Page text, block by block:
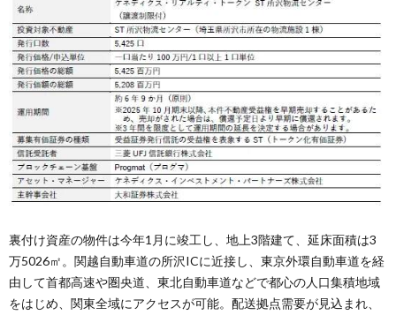
裏付け資産の物件は今年1月に竣工し、地上3階建て、延床面積は3
万5026㎡。関越自動車道の所沢ICに近接し、東京外環自動車道を経
由して首都高速や圏央道、東北自動車道などで都心の人口集積地域
をはじめ、関東全域にアクセスが可能。配送拠点需要が見込まれ、